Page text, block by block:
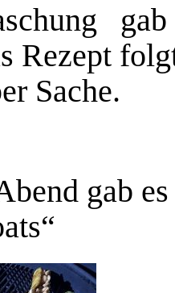
Rezept
Sache.
gab
“